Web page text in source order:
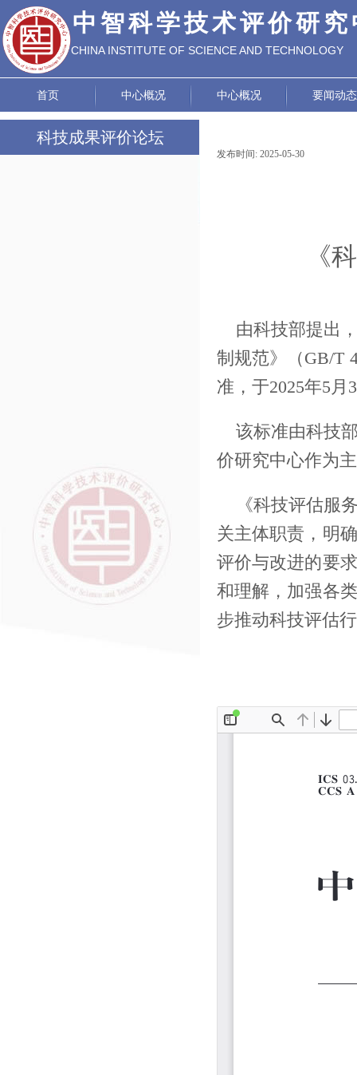
CHINA INSTITUTE OF SCIENCE AND TECHNOLOGY
中智科学技术评价研
首页 中心概况 中心概况 要闻动态
科技成果评价论坛
发布时间: 2025-05-30
《
由科技部提出
制规范》（GB/T
准，于2025年5月
该标准由科技
价研究中心作为
《科技评估服
关主体职责，明
评价与改进的要
和理解，加强各
步推动科技评估